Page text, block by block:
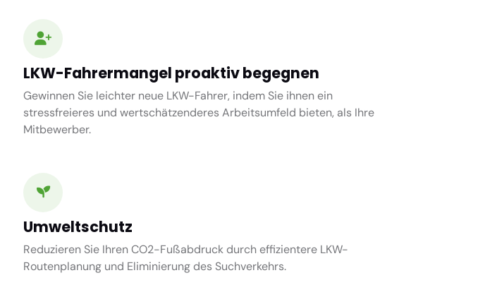
LKW-Fahrermangel proaktiv begegnen
Gewinnen Sie leichter neue LKW-Fahrer, indem Sie ihnen ein
stressfreieres und wertschätzenderes Arbeitsumfeld bieten, als Ihre
Mitbewerber.
Umweltschutz
Reduzieren Sie Ihren CO2-Fußabdruck durch effizientere LKW-
Routenplanung und Eliminierung des Suchverkehrs.